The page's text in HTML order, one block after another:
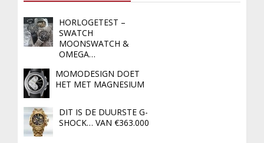
HORLOGETEST –
SWATCH
MOONSWATCH &
OMEGA…
MOMODESIGN DOET
HET MET MAGNESIUM
DIT IS DE DUURSTE G-
SHOCK… VAN €363.000